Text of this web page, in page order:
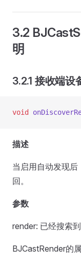
3.2
明
3.2.1 接收端设
void
描述
当启用自动发现
回。
参数
render: 已经搜索到
BJCastRender的